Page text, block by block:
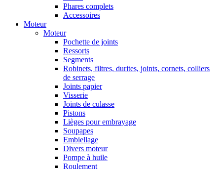
Phares complets
Accessoires
Moteur
Moteur
Pochette de joints
Ressorts
Segments
Robinets, filtres, durites, joints, cornets, colliers
de serrage
Joints papier
Visserie
Joints de culasse
Pistons
Lièges pour embrayage
Soupapes
Embiellage
Divers moteur
Pompe à huile
Roulement